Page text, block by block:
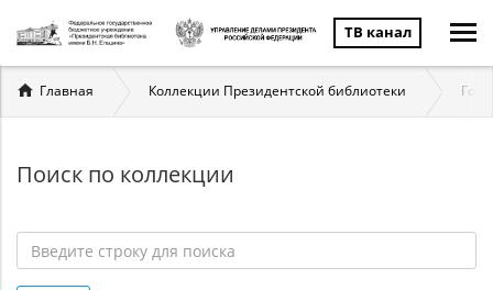
ТВ канал
Вы
здесь
Главная Коллекции Президентской библиотеки
Поиск по коллекции